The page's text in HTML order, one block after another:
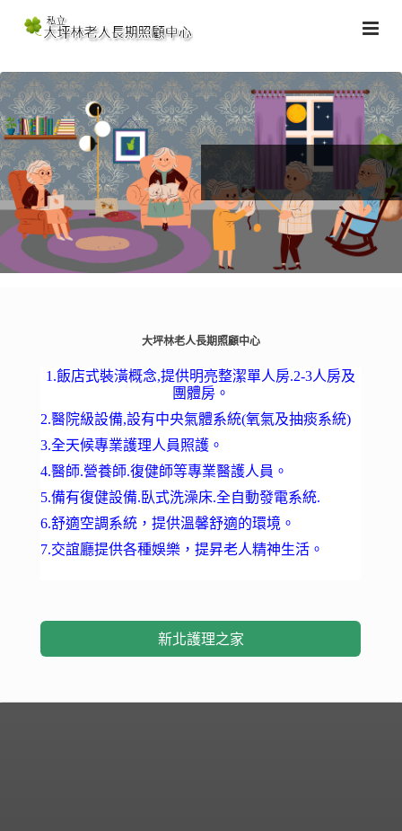
大坪林老人長期照顧中心
1.飯店式裝潢概念,提供明亮整潔單人房.2-3人房及
團體房。
2.醫院級設備,設有中央氣體系統(氧氣及抽痰系統)
3.全天候專業護理人員照護。
4.醫師.營養師.復健師等專業醫護人員。
5.備有復健設備.臥式洗澡床.全自動發電系統.
6.舒適空調系統，提供溫馨舒適的環境。
7.交誼廳提供各種娛樂，提昇老人精神生活。
新北護理之家